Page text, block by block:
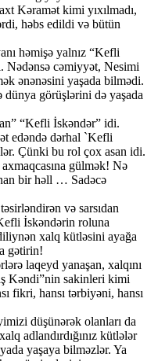
Kəramət kimi yıxılmadı,
həbs edildi və bütün
həmişə yalnız “Kefli
Nədənsə cəmiyyət, Nesimi
ənənəsini yaşada bilmədi.
dünya görüşlərini də yaşada
“Kefli İskəndər” idi.
edəndə dərhal `Kefli
Çünki bu rol çox asan idi.
axmaqcasına gülmək! Nə
bir həll … Sadəcə
və sarsıdan
İskəndərin roluna
xalq kütləsini ayağa
gətirin!
laqeyd yanaşan, xalqını
Kəndi”nin sakinleri kimi
fikri, hansı tərbiyəni, hansı
düşünərək olanları da
adlandırdığınız kütlələr
yaşaya bilməzlər. Ya